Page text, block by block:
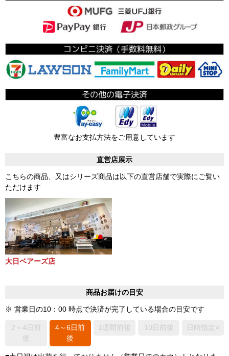
豊富なお支払方法をご用意しています
直営店展示
こちらの商品、又はシリーズ商品は以下の直営店舗で実際にご覧い
ただけます
大日ベアーズ店
商品お届けの目安
※ 営業日の10：00 時点で決済が完了している場合の目安です
2～4日前
後
4～6日前
後
1週間前後 10日前後 日時指定×